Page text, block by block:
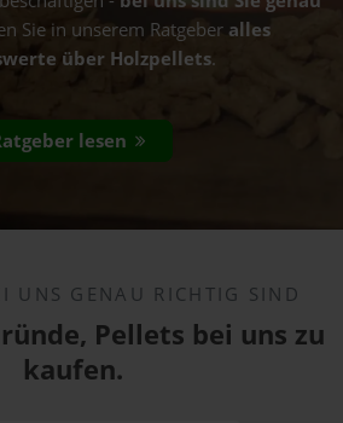
Sie in unserem Ratgeber alles
über Holzpellets.
lesen
UNS GENAU RICHTIG SIND
Pellets bei uns zu
kaufen.